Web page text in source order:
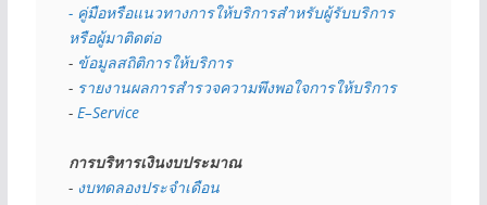
- คู่มือหรือแนวทางการให้บริการสำหรับผู้รับบริการ
หรือผู้มาติดต่อ
- ข้อมูลสถิติการให้บริการ
- รายงานผลการสำรวจความพึงพอใจการให้บริการ
- E–Service
การบริหารเงินงบประมาณ
- งบทดลองประจำเดือน